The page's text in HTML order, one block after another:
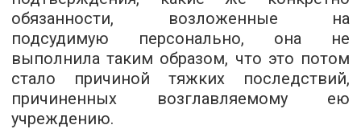
обязанности, возложенные на
подсудимую персонально, она не
выполнила таким образом, что это потом
стало причиной тяжких последствий,
причиненных возглавляемому ею
учреждению.